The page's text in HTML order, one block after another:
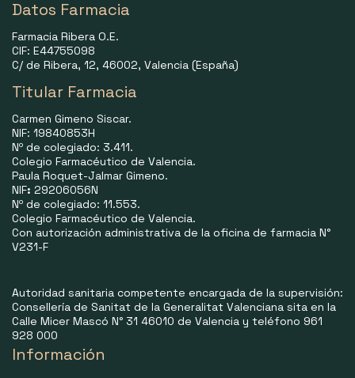
Datos Farmacia
Farmacia Ribera O.E.
CIF: E44755098
C/ de Ribera, 12, 46002, Valencia (España)
Titular Farmacia
Carmen Gimeno Siscar.
NIF: 19840853H
Nº de colegiado: 3.411.
Colegio Farmacéutico de Valencia.
Paula Roquet-Jalmar Gimeno.
NIF: 29206056N
Nº de colegiado: 11.553.
Colegio Farmacéutico de Valencia.
Con autorización administrativa de la oficina de farmacia N°
V231-F
Autoridad sanitaria competente encargada de la supervisión:
Consellería de Sanitat de la Generalitat Valenciana sita en la
Calle Micer Mascó N° 31 46010 de Valencia y teléfono 961
928 000
Información